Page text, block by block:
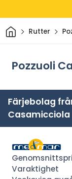
HemRutter
Pozzuoli
Färjebolag
Casamicciola